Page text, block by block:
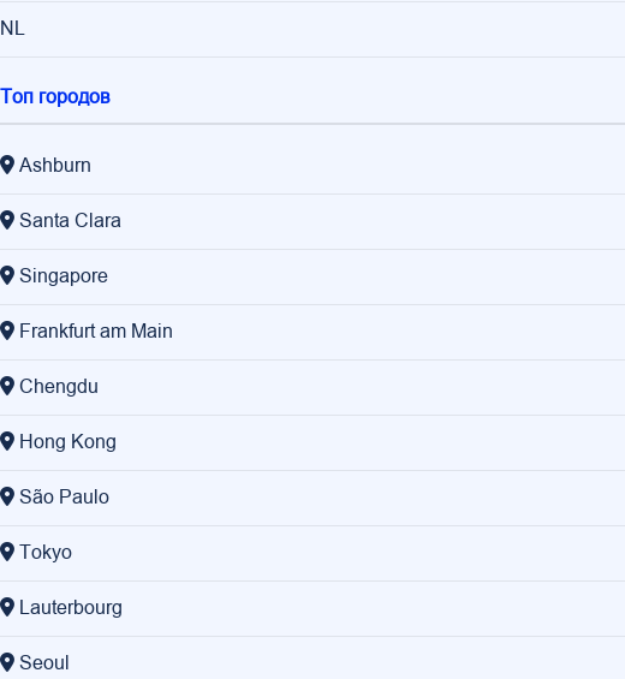
NL
Топ городов
Ashburn
Santa Clara
Singapore
Frankfurt am Main
Chengdu
Hong Kong
São Paulo
Tokyo
Lauterbourg
Seoul